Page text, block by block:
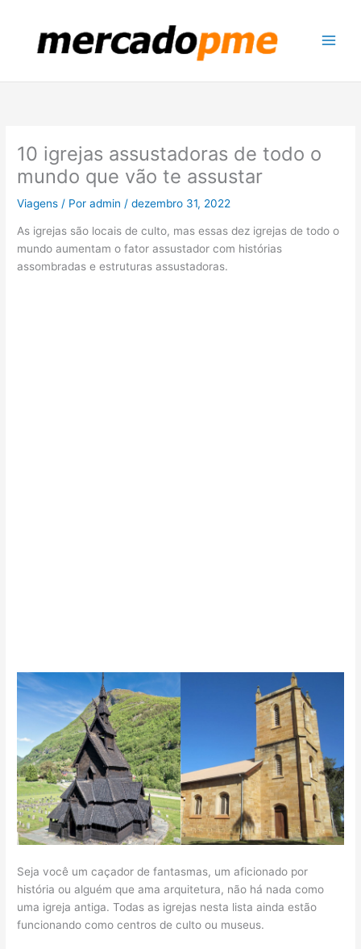
10 igrejas assustadoras de todo o
mundo que vão te assustar
Viagens / Poradmin /dezembro 31, 2022
As igrejas são locais de culto, mas essas dez igrejas de todo o
mundo aumentam o fator assustador com histórias
assombradas e estruturas assustadoras.
Seja você um caçador de fantasmas, um aficionado por
história ou alguém que ama arquitetura, não há nada como
uma igreja antiga. Todas as igrejas nesta lista ainda estão
funcionando como centros de culto ou museus.